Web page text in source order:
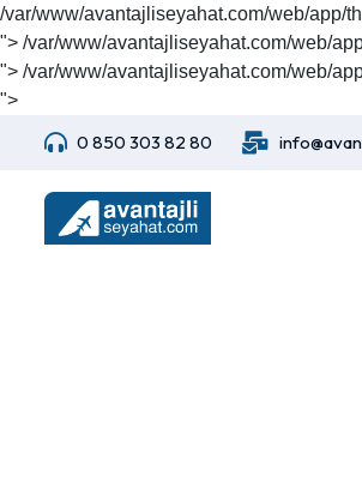
/var/www/avantajliseyahat.com/web/app/
"> /var/www/avantajliseyahat.com/web/
"> /var/www/avantajliseyahat.com/web/
">
0 850 303 82 80